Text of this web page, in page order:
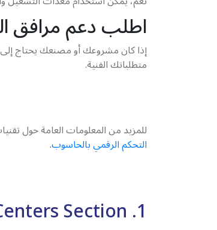
اطلب دعم مرافق
إذا كان مشروعك أو مصنعك يحتاج
متطلباتك الفنية.
للمزيد من المعلومات العامة حول
التحكم الرقمي بالحاسوب.
1. Vertical Machining Centers Section